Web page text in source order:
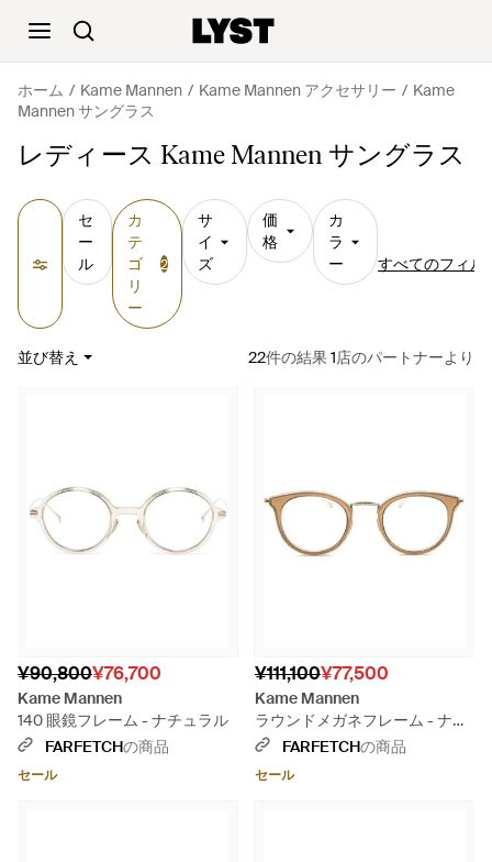
ホーム Kame Mannen Kame Mannen アクセサリー
Kame
Mannen サングラス
レディース Kame Mannen サングラス
セ
ー
ル
カ
テ
ゴ
リ
ー
2
サ
イ
ズ
価
格
カ
ラ
ー
すべてのフィル
並び替え 22件の結果 1店のパートナーより
¥90,800¥76,700
Kame Mannen
140 眼鏡フレーム - ナチュラル
FARFETCHの商品
セール
¥111,100¥77,500
Kame Mannen
ラウンドメガネフレーム - ナチ
ュラルFARFETCHの商品
セール